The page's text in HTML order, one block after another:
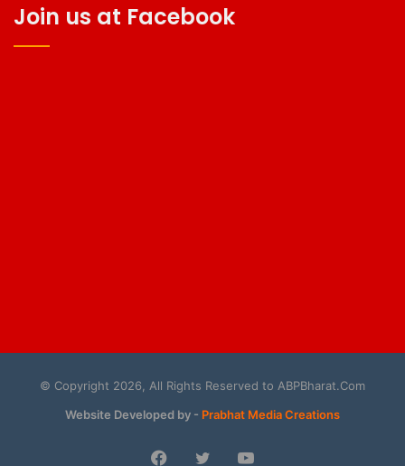
Join us at Facebook
© Copyright 2026, All Rights Reserved to ABPBharat.Com
Website Developed by - Prabhat Media Creations
Facebook
TwitterYouTube